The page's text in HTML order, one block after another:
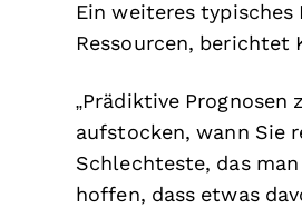
Ein weiteres
Ressourcen, berichtet
„Prädiktive Prognosen
aufstocken, wann Sie
Schlechteste, das
hoffen, dass etwas